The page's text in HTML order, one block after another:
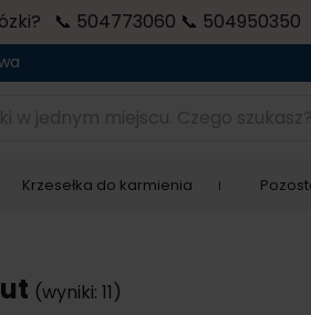
📞 504773060 📞 504950350
jednym miejscu. Czego szukasz?
Krzesełka do karmienia
(wyniki: 11)